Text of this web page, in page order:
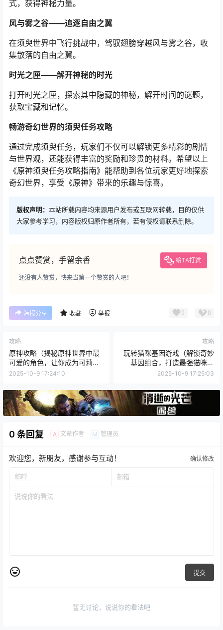
式，获得神秘力量。
风与雾之谷——追逐自由之翼
在须臾世界中飞行挑战中，驾驭翅膀穿越风与雾之谷，收
集散落的自由之翼。
时光之匣——解开神秘的时光
打开时光之匣，探索其中隐藏的神秘，解开时间的谜题，
获取宝藏和记忆。
畅游奇幻世界的须臾任务攻略
通过完成须臾任务，玩家们不仅可以解锁更多精彩的剧情
与世界观，还能获得丰富的奖励和珍贵的材料。希望以上
《原神须臾任务攻略指南》能帮助到各位玩家更好地探索
奇幻世界，享受《原神》带来的乐趣与惊喜。
版权声明： 本站所载内容均来源用户发布或互联网转载，目的仅供
大家参考学习，内容版权归原作者所有，若有侵权请联系删除。
点点赞赏，手留余香 给TA打赏
还没有人赞赏，快来当第一个赞赏的人吧！
海报分享 收藏 举报 0 0
攻略
原神攻略（揭秘原神世界中最
可爱的角色，让你成为可莉专
家！）
2025-10-9 17:24:10
攻略
玩转猫咪基因游戏（解锁奇妙
基因组合，打造最强猫咪团
队！）
2025-10-9 17:25:03
0 条回复 A 文章作者 M 管理员
欢迎您，新朋友，感谢参与互动！ 确认修改
提交
暂无讨论，说说你的看法吧